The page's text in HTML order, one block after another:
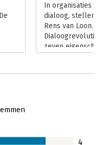
en
In organisaties
dialoog, stellen
Rens van Loon.
Dialoogrevolutie
zeven
4